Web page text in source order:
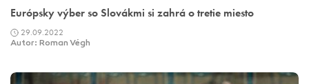
Európsky výber so Slovákmi si zahrá o tretie miesto
29.09.2022
Autor: Roman Végh